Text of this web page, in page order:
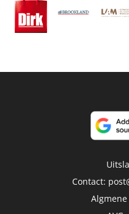
Contact: